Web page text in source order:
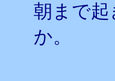
朝まで
か。